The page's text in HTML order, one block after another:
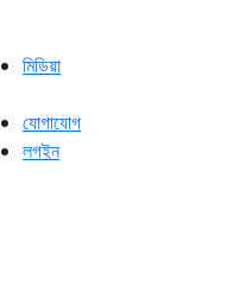
মিডিয়া
যোগাযোগ
লগইন